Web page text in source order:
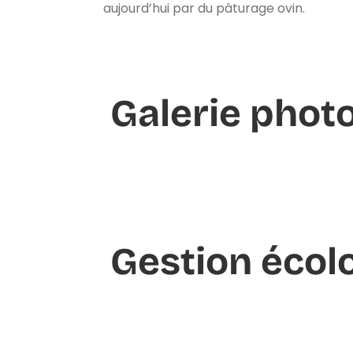
aujourd’hui par du pâturage ovin.
Galerie
Gestion